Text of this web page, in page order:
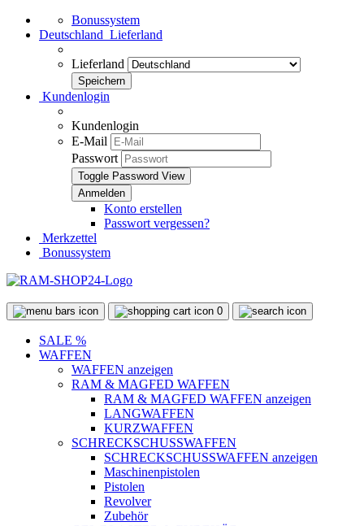
Bonussystem
Deutschland Lieferland
Lieferland
Kundenlogin
Kundenlogin
E-Mail
Passwort
Toggle Password View
Konto erstellen
Passwort vergessen?
Merkzettel
Bonussystem
0
SALE %
WAFFEN
WAFFEN anzeigen
RAM & MAGFED WAFFEN
RAM & MAGFED WAFFEN anzeigen
LANGWAFFEN
KURZWAFFEN
SCHRECKSCHUSSWAFFEN
SCHRECKSCHUSSWAFFEN anzeigen
Maschinenpistolen
Pistolen
Revolver
Zubehör